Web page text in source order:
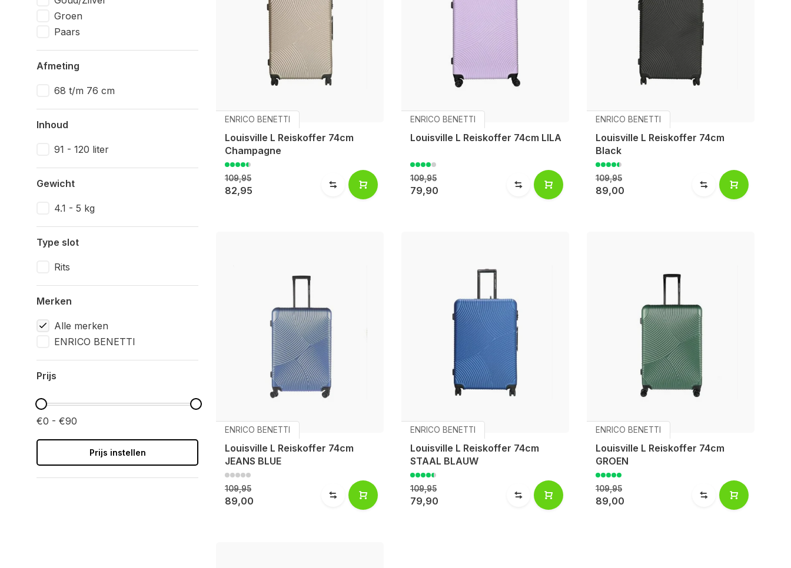
Groen
Paars
Afmeting
68 t/m 76 cm
Inhoud
91 - 120 liter
Gewicht
4.1 - 5 kg
Type slot
Rits
Merken
Alle merken
ENRICO BENETTI
Prijs
€0 - €90
Prijs instellen
ENRICO BENETTI
Louisville L Reiskoffer 74cm
Champagne
109,95
82,95
ENRICO BENETTI
Louisville L Reiskoffer 74cm LILA
109,95
79,90
ENRICO BENETTI
Louisville L Reiskoffer 74cm
Black
109,95
89,00
ENRICO BENETTI
Louisville L Reiskoffer 74cm
JEANS BLUE
109,95
89,00
ENRICO BENETTI
Louisville L Reiskoffer 74cm
STAAL BLAUW
109,95
79,90
ENRICO BENETTI
Louisville L Reiskoffer 74cm
GROEN
109,95
89,00